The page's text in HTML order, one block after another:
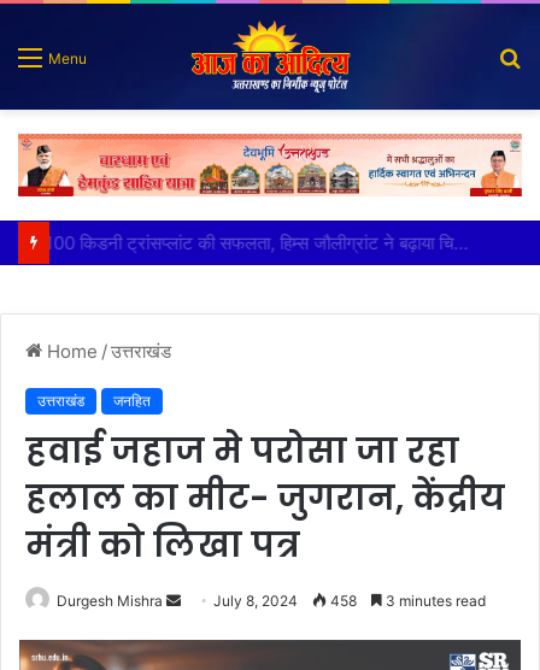
Menu
पात्र लोगों को सरकारी योजनाओं का सीधे मिल रहा लाभः धामी
Home /उत्तराखंड
उत्तराखंड जनहित
हवाई जहाज मे परोसा जा रहा
हलाल का मीट- जुगरान, केंद्रीय
मंत्री को लिखा पत्र
Durgesh Mishra
Send
email
July 8, 2024 458 3 minutes read